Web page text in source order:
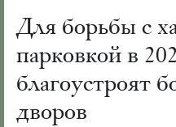
Для борьбы с
парковкой в
благоустроят
дворов